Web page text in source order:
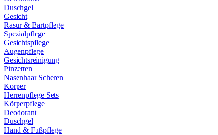
Duschgel
Gesicht
Rasur & Bartpflege
Spezialpflege
Gesichtspflege
Augenpflege
Gesichtsreinigung
Pinzetten
Nasenhaar Scheren
Körper
Herrenpflege Sets
Körperpflege
Deodorant
Duschgel
Hand & Fußpflege